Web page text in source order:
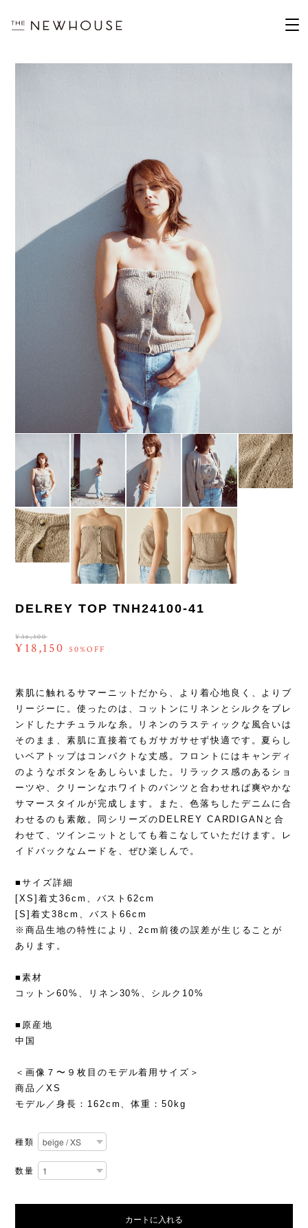
DELREY TOP TNH24100-41
¥36,300
¥18,150 50%OFF
素肌に触れるサマーニットだから、より着心地良く、よりブ
リージーに。使ったのは、コットンにリネンとシルクをブレ
ンドしたナチュラルな糸。リネンのラスティックな風合いは
そのまま、素肌に直接着てもガサガサせず快適です。夏らし
いベアトップはコンパクトな丈感。フロントにはキャンディ
のようなボタンをあしらいました。リラックス感のあるショ
ーツや、クリーンなホワイトのパンツと合わせれば爽やかな
サマースタイルが完成します。また、色落ちしたデニムに合
わせるのも素敵。同シリーズのDELREY CARDIGANと合
わせて、ツインニットとしても着こなしていただけます。レ
イドバックなムードを、ぜひ楽しんで。
■サイズ詳細
[XS]着丈36cm、バスト62cm
[S]着丈38cm、バスト66cm
※商品生地の特性により、2cm前後の誤差が生じることが
あります。
■素材
コットン60%、リネン30%、シルク10%
■原産地
中国
＜画像７〜９枚目のモデル着用サイズ＞
商品／XS
モデル／身長：162cm、体重：50kg
種類
数量
カートに入れる